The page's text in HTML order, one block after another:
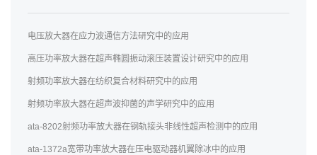
电压放大器在应力波通信方法研究中的应用
高压功率放大器在超声椭圆振动滚压装置设计研究中的应用
射频功率放大器在纺织复合材料研究中的应用
射频功率放大器在超声波抑菌的声学研究中的应用
ata-8202射频功率放大器在钢轨接头非线性超声检测中的应用
ata-1372a宽带功率放大器在压电驱动器机翼除冰中的应用